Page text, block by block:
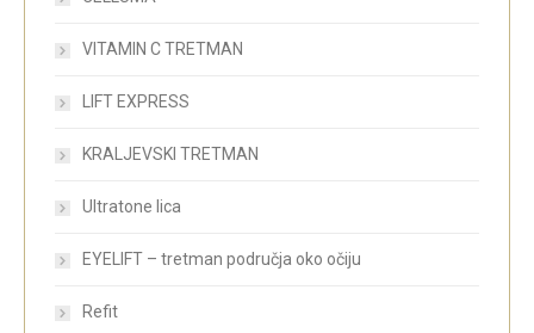
VITAMIN C TRETMAN
LIFT EXPRESS
KRALJEVSKI TRETMAN
Ultratone lica
EYELIFT – tretman područja oko očiju
Refit